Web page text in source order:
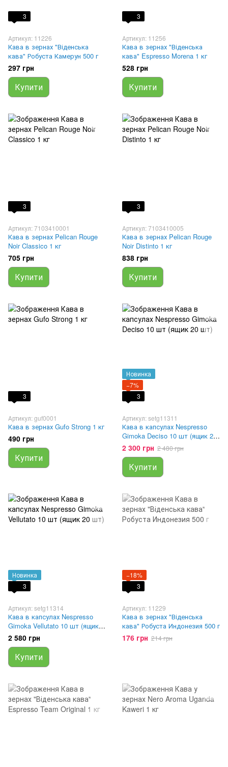
3
Артикул: 11226
Кава в зернах "Віденська
кава" Робуста Камерун 500 г
297 грн
Купити
3
Артикул: 11256
Кава в зернах "Віденська
кава" Espresso Morena 1 кг
528 грн
Купити
3
Артикул: 7103410001
Кава в зернах Pelican Rouge
Noir Classico 1 кг
705 грн
Купити
3
Артикул: 7103410005
Кава в зернах Pelican Rouge
Noir Distinto 1 кг
838 грн
Купити
3
Артикул: guf0001
Кава в зернах Gufo Strong 1 кг
490 грн
Купити
Новинка
−7%
3
Артикул: setg11311
Кава в капсулах Nespresso
Gimoka Deciso 10 шт (ящик 20
шт)
2 300 грн 2 480 грн
Купити
Новинка
3
Артикул: setg11314
Кава в капсулах Nespresso
Gimoka Vellutato 10 шт (ящик
20 шт)
2 580 грн
Купити
−18%
3
Артикул: 11229
Кава в зернах "Віденська
кава" Робуста Индонезия 500 г
176 грн 214 грн